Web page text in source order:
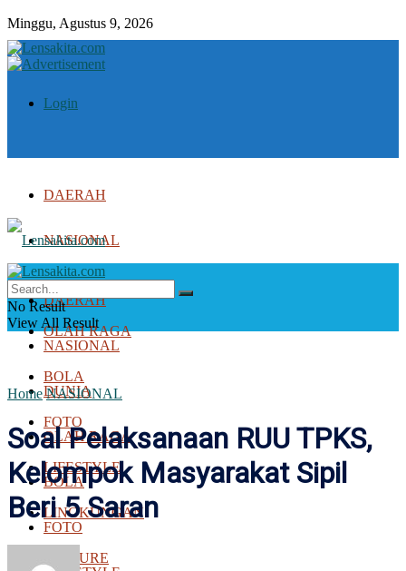
Minggu, Agustus 9, 2026
Login
DAERAH
NASIONAL
DUNIA
OLAH RAGA
BOLA
FOTO
LIFESTYLE
LINGKUNGAN
FEATURE
DAERAH
NASIONAL
DUNIA
OLAH RAGA
BOLA
FOTO
No Result
View All Result
Home NASIONAL
Soal Pelaksanaan RUU TPKS,
Kelompok Masyarakat Sipil
Beri 5 Saran